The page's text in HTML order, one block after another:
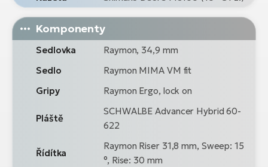
Komponenty
Sedlovka
Raymon, 34,9 mm
Sedlo
Raymon MIMA VM fit
Gripy
Raymon Ergo, lock on
Pláště
SCHWALBE Advancer Hybrid 60-
622
Řídítka
Raymon Riser 31,8 mm, Sweep: 15
°, Rise: 30 mm